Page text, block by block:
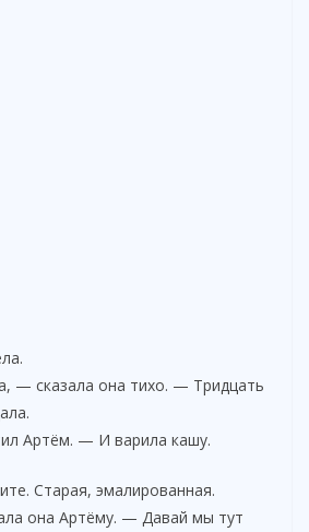
— сказала она тихо. — Тридцать
Артём. — И варила кашу.
Старая, эмалированная.
она Артёму. — Давай мы тут